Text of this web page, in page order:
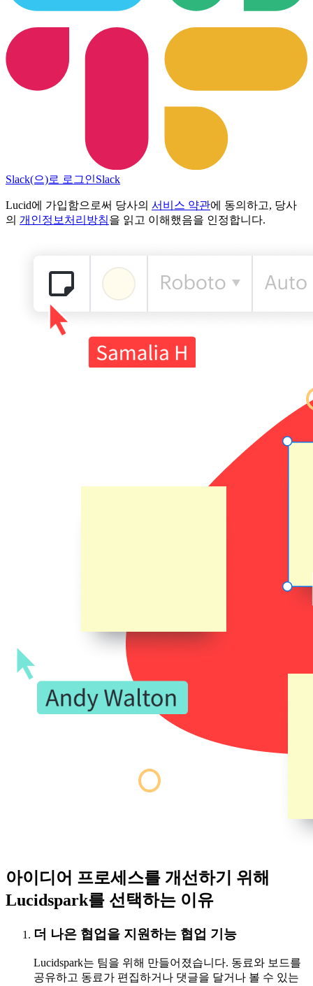
Slack(으)로 로그인Slack
Lucid에 가입함으로써 당사의 서비스 약관에 동의하고, 당사
의 개인정보처리방침을 읽고 이해했음을 인정합니다.
아이디어 프로세스를 개선하기 위해
Lucidspark를 선택하는 이유
더 나은 협업을 지원하는 협업 기능
Lucidspark는 팀을 위해 만들어졌습니다. 동료와 보드를
공유하고 동료가 편집하거나 댓글을 달거나 볼 수 있는